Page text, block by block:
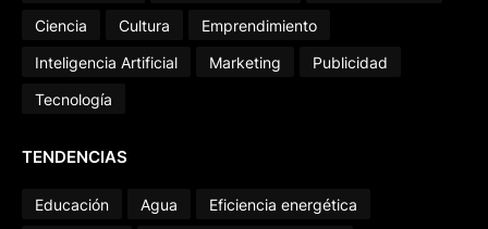
Ciencia
Cultura
Emprendimiento
Inteligencia Artificial
Marketing
Publicidad
Tecnología
TENDENCIAS
Educación Agua
Eficiencia energética